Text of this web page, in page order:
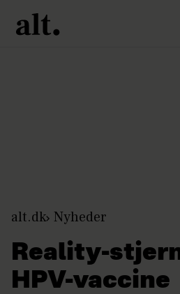
alt.dk Nyheder
Reality-
HPV-vaccine